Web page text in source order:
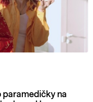
paramedičky na